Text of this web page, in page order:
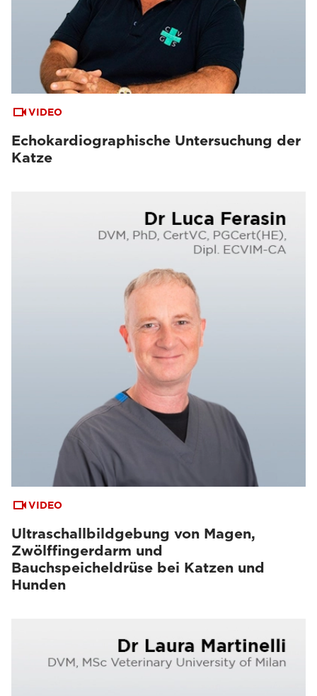
VIDEO
Echokardiographische Untersuchung der
Katze
VIDEO
Ultraschallbildgebung von Magen,
Zwölffingerdarm und
Bauchspeicheldrüse bei Katzen und
Hunden